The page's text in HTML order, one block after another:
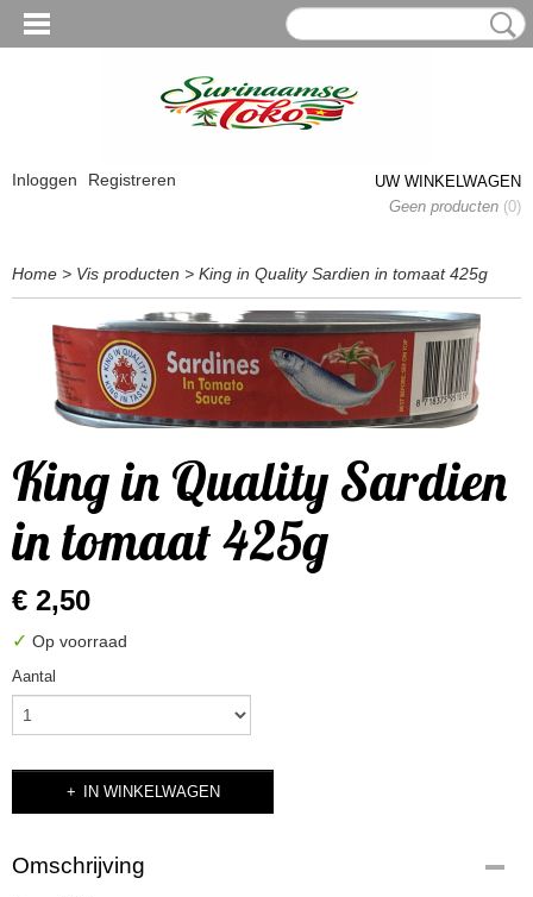
Inloggen Registreren
UW WINKELWAGEN
Geen producten (0)
Home > Vis producten > King in Quality Sardien in tomaat 425g
King in Quality Sardien
in tomaat 425g
€ 2,50
✓ Op voorraad
Aantal
IN WINKELWAGEN
Omschrijving